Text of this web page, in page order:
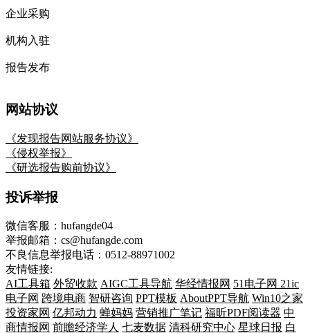
客户端
联系在线客服
0512-88971002
hfd04@hufangde.com
中国 · 江苏 · 苏州市工业园区旺墩路269号圆融星座商务
广场 33 层
商业服务
商务合作